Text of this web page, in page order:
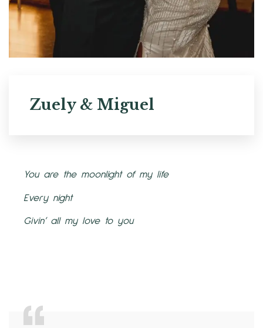
Zuely & Miguel
You are the moonlight of my life
Every night
Givin’ all my love to you